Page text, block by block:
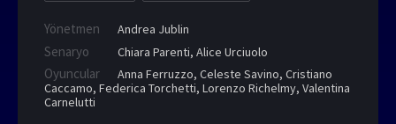
Yönetmen Andrea Jublin
Senaryo Chiara Parenti, Alice Urciuolo
Oyuncular Anna Ferruzzo, Celeste Savino, Cristiano
Caccamo, Federica Torchetti, Lorenzo Richelmy, Valentina
Carnelutti